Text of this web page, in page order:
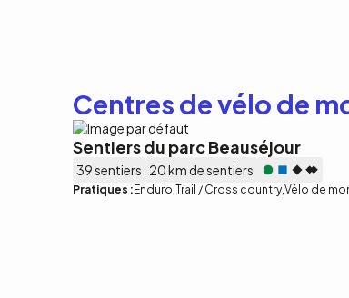
Centres de vélo de
Sentiers du parc Beauséjour
39 sentiers 20 km de sentiers
Pratiques : Enduro Trail / Cross country Vélo de